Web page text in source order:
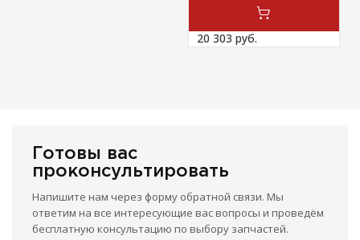
20 303 руб.
Готовы вас
проконсультировать
Напишите нам через форму обратной связи. Мы
ответим на все интересующие вас вопросы и проведём
бесплатную консультацию по выбору запчастей.